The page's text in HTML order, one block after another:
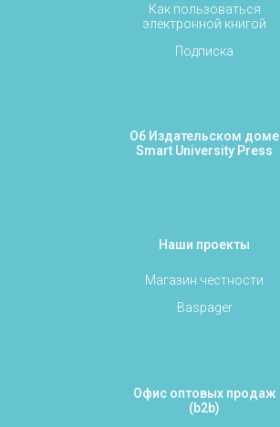
Как пользоваться
электронной книгой
Подписка
Об Издательском доме
Smart University Press
Наши проекты
Магазин честности
Baspager
Офис оптовых продаж
(b2b)